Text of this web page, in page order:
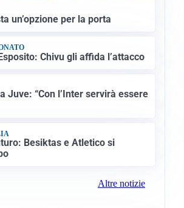
un’opzione per la porta
Chivu gli affida l’attacco
Juve: “Con l’Inter servirà essere
Besiktas e Atletico si
Altre notizie